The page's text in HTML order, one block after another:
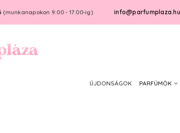
(munkanapokon 9:00 - 17:00-ig) info@parfumplaza.hu
ÚJDONSÁGOK PARFÜMÖK